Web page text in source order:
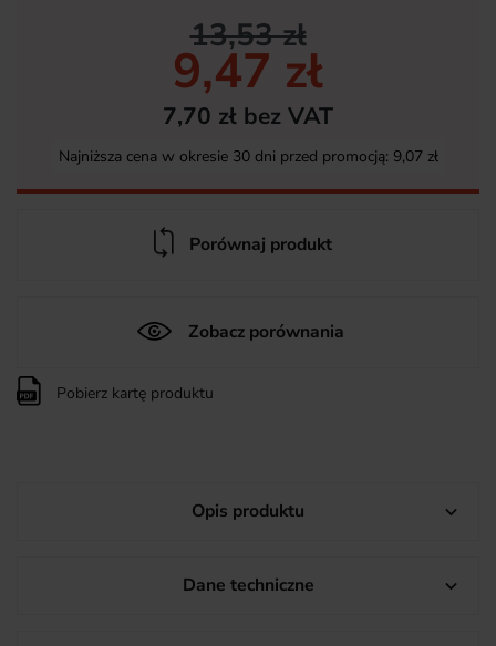
13,53 zł
9,47 zł
7,70 zł bez VAT
Najniższa cena w okresie 30 dni przed promocją: 9,07 zł
Porównaj produkt
Zobacz porównania
Pobierz kartę produktu
Opis produktu 
Dane techniczne 